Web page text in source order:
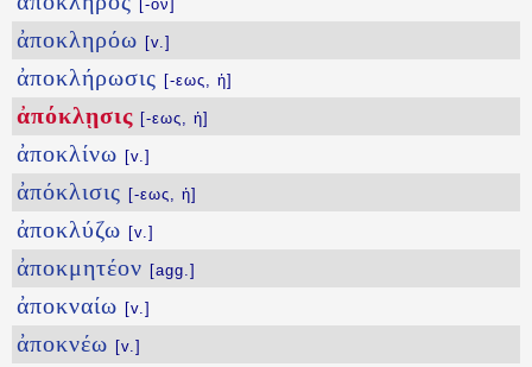
[-ον]
ἀποκληρόω [v.]
ἀποκλήρωσις [-εως, ἡ]
ἀπόκλῃσις [-εως, ἡ]
ἀποκλίνω [v.]
ἀπόκλισις [-εως, ἡ]
ἀποκλύζω [v.]
ἀποκμητέον [agg.]
ἀποκναίω [v.]
ἀποκνέω [v.]